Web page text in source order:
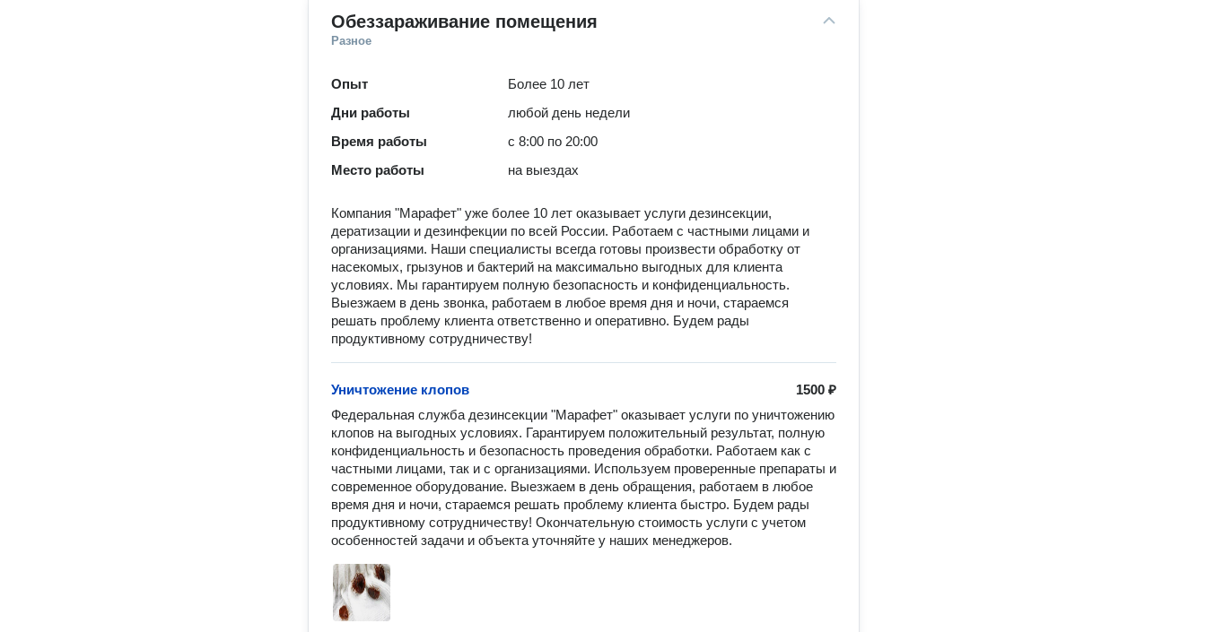
Обеззараживание помещения
Разное
Опыт
Более 10 лет
Дни работы
любой день недели
Время работы
с 8:00 по 20:00
Место работы
на выездах
Компания "Марафет" уже более 10 лет оказывает услуги дезинсекции,
дератизации и дезинфекции по всей России. Работаем с частными лицами и
организациями. Наши специалисты всегда готовы произвести обработку от
насекомых, грызунов и бактерий на максимально выгодных для клиента
условиях. Мы гарантируем полную безопасность и конфиденциальность.
Выезжаем в день звонка, работаем в любое время дня и ночи, стараемся
решать проблему клиента ответственно и оперативно. Будем рады
продуктивному сотрудничеству!
1500 ₽
Уничтожение клопов
Федеральная служба дезинсекции "Марафет" оказывает услуги по уничтожению
клопов на выгодных условиях. Гарантируем положительный результат, полную
конфиденциальность и безопасность проведения обработки. Работаем как с
частными лицами, так и с организациями. Используем проверенные препараты и
современное оборудование. Выезжаем в день обращения, работаем в любое
время дня и ночи, стараемся решать проблему клиента быстро. Будем рады
продуктивному сотрудничеству! Окончательную стоимость услуги с учетом
особенностей задачи и объекта уточняйте у наших менеджеров.